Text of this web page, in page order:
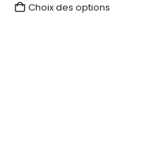
Choix des options